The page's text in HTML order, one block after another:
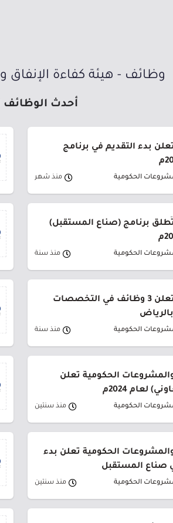
وظائف - هيئة كفاءة
أحدث الوظائف
بدء التقديم في برنامج
الحكومية منذ شهر
تُطلق برنامج (صناع المستقبل)
الحكومية منذ سنة
هيئة كفاءة الإنفاق تعلن 3 وظائف في التخصصات
الحكومية منذ سنة
الحكومية تعلن
لعام 2024م
الحكومية منذ سنتين
والمشروعات الحكومية تعلن بدء
صناع المستقبل
الحكومية منذ سنتين